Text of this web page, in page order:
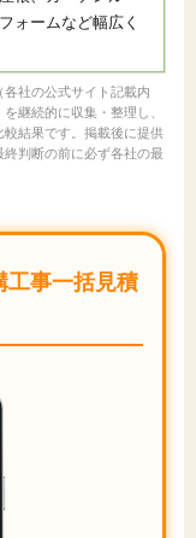
ォームなど幅広く
社の公式サイト記載内
継続的に収集・整理し、
結果です。掲載後に提供
判断の前に必ず各社の最
工事一括見積